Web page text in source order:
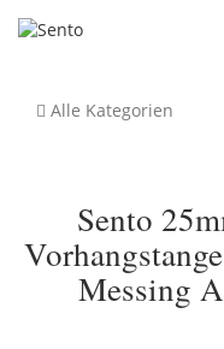
Alle Kategorien
Sento
Messing